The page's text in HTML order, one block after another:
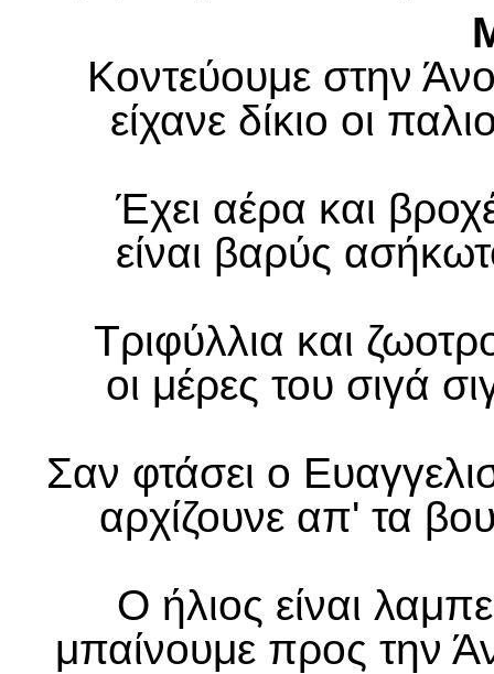
Κοντεύουμε στην
είχανε δίκιο οι
Έχει αέρα και
είναι βαρύς
Τριφύλλια και
οι μέρες του σιγά
Σαν φτάσει ο
αρχίζουνε απ' τα
Ο ήλιος είναι
μπαίνουμε προς την